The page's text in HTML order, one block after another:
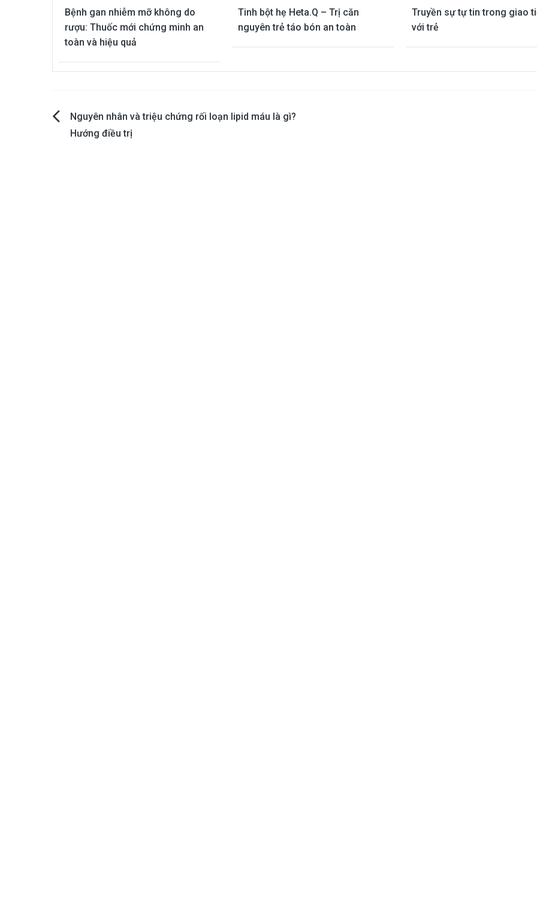
Bệnh gan nhiễm mỡ không do
rượu: Thuốc mới chứng minh an
toàn và hiệu quả
Tinh bột hẹ Heta.Q – Trị căn
nguyên trẻ táo bón an toàn
Truyền sự tự tin trong giao
với trẻ
Post
navigation
Nguyên nhân và triệu chứng rối loạn lipid máu là gì?
Hướng điều trị